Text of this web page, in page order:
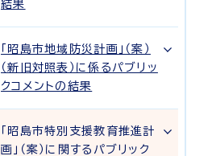
結果
「昭島市地域防災計画」（案）
（新旧対照表）に係るパブリッ
クコメントの結果
「昭島市特別支援教育推進計
画」（案）に関するパブリック